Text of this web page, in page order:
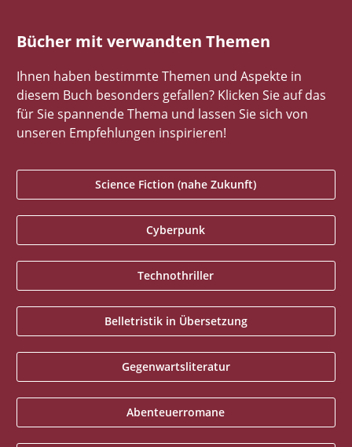
Bücher mit verwandten Themen
Ihnen haben bestimmte Themen und Aspekte in
diesem Buch besonders gefallen? Klicken Sie auf das
für Sie spannende Thema und lassen Sie sich von
unseren Empfehlungen inspirieren!
Science Fiction (nahe Zukunft)
Cyberpunk
Technothriller
Belletristik in Übersetzung
Gegenwartsliteratur
Abenteuerromane